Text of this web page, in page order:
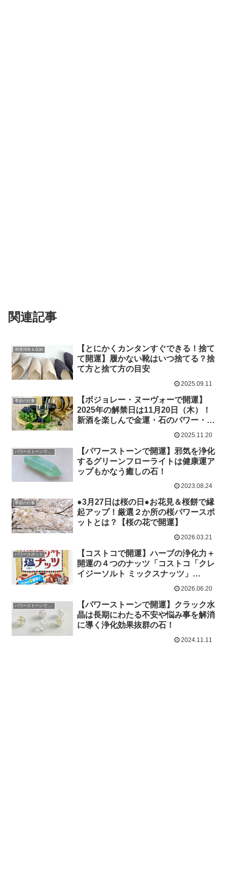
関連記事
開運掃除＆収納
【とにかくカンタンすぐできる！捨て
て開運】履かない靴はいつ捨てる？捨
て方と捨て方の目安
2025.09.11
季節の行事
【ボジョレー・ヌーヴォーで開運】
2025年の解禁日は11月20日（木）！
新酒を楽しんで金運・石のパワー・浄
2025.11.20
パワーストーンで開運
【パワーストーンで開運】邪気を浄化
するグリーンフローライトは健康運ア
ップもかなう癒しの石！
2023.08.24
季節の行事
●3月27日は桜の日●お花見＆桜餅で縁
起アップ！厳選２か所の桜パワースポ
ットとは？【桜の花で開運】
2026.03.21
パワースポット
【コストコで開運】ハーブの浄化力＋
開運の４つのナッツ「コストコ「クレ
イジーソルト ミックスナッツ」
2026.06.20
パワーストーンで開運
【パワーストーンで開運】クラック水
晶は長期にわたる不安や悩み事を解消
に導く浄化効果抜群の石！
2024.11.11